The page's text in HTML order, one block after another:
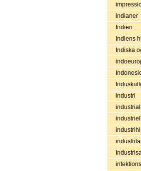
indianer
Indien
Indiens
Indiska
industri